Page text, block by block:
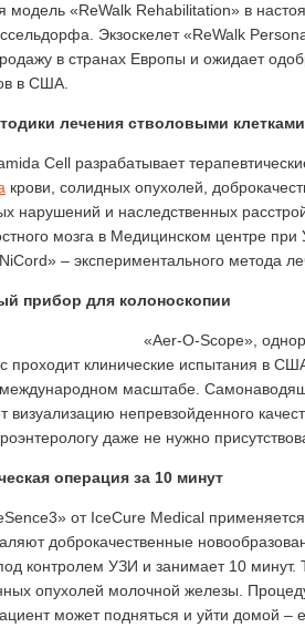
модель «ReWalk Rehabilitation» в
Экзоскелет «ReWalk
в странах Европы и ожидает
в США.
лечения стволовыми клетками
Cell разрабатывает
крови, солидных опухолей,
нарушений и наследственных
мозга в Медицинском центре
– экспериментального метода
прибор для колоноскопии
«Aer-O-Scope»,
проходит клинические испытания в
масштабе.
визуализацию непревзойденного
даже не нужно
операция за 10 минут
от IceCure Medical
доброкачественные
контролем УЗИ и занимает 10
опухолей молочной железы.
может подняться и уйти домой –